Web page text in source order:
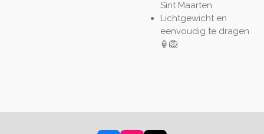
Sint Maarten
Lichtgewicht en
eenvoudig te dragen
🏮🦁